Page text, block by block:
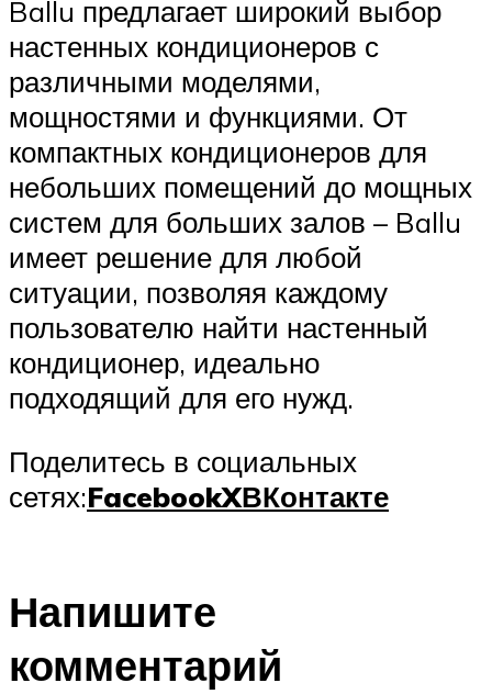
Ballu предлагает широкий выбор
настенных кондиционеров с
различными моделями,
мощностями и функциями. От
компактных кондиционеров для
небольших помещений до мощных
систем для больших залов – Ballu
имеет решение для любой
ситуации, позволяя каждому
пользователю найти настенный
кондиционер, идеально
подходящий для его нужд.
Поделитесь в социальных
сетях:FacebookXВКонтакте
Напишите
комментарий